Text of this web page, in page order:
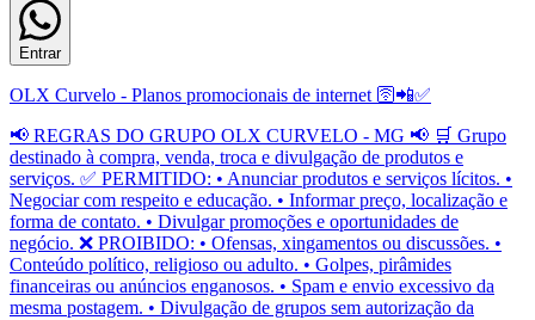
Entrar
OLX Curvelo - Planos promocionais de internet 🛜📲✅
📢 REGRAS DO GRUPO OLX CURVELO - MG 📢 🛒 Grupo
destinado à compra, venda, troca e divulgação de produtos e
serviços. ✅ PERMITIDO: • Anunciar produtos e serviços lícitos. •
Negociar com respeito e educação. • Informar preço, localização e
forma de contato. • Divulgar promoções e oportunidades de
negócio. ❌ PROIBIDO: • Ofensas, xingamentos ou discussões. •
Conteúdo político, religioso ou adulto. • Golpes, pirâmides
financeiras ou anúncios enganosos. • Spam e envio excessivo da
mesma postagem. • Divulgação de grupos sem autorização da